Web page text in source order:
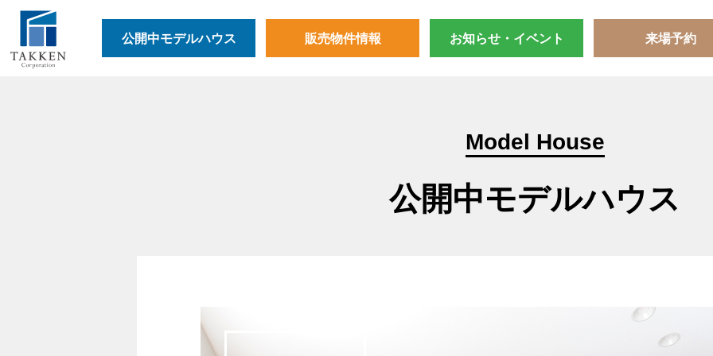
公開中モデルハウス 販売物件情報 お知らせ・イベント 来場予約
Model House
公開中モデルハウス